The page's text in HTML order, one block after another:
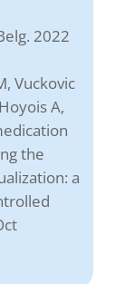
2022
Vuckovic
A,
the
a